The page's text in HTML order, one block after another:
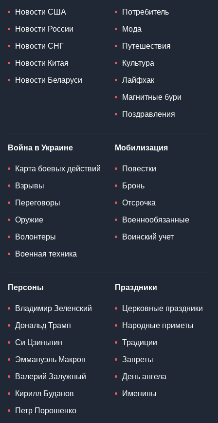
Новости США
Новости России
Новости СНГ
Новости Китая
Новости Беларуси
Потребитель
Мода
Путешествия
Культура
Лайфхак
Магнитные бури
Поздравления
Война в Украине
Карта боевых действий
Взрывы
Переговоры
Оружие
Волонтеры
Военная техника
Мобилизация
Повестки
Бронь
Отсрочка
Военнообязанные
Воинский учет
Персоны
Владимир Зеленский
Дональд Трамп
Си Цзиньпин
Эммануэль Макрон
Валерий Залужный
Кирилл Буданов
Петр Порошенко
Праздники
Церковные праздники
Народные приметы
Традиции
Запреты
День ангела
Именины